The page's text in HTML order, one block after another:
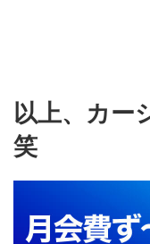
以上、カー
笑